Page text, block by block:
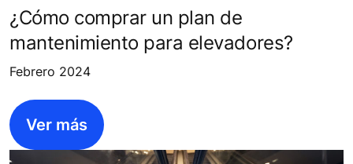
¿Cómo comprar un plan de
mantenimiento para elevadores?
Febrero 2024
Ver más